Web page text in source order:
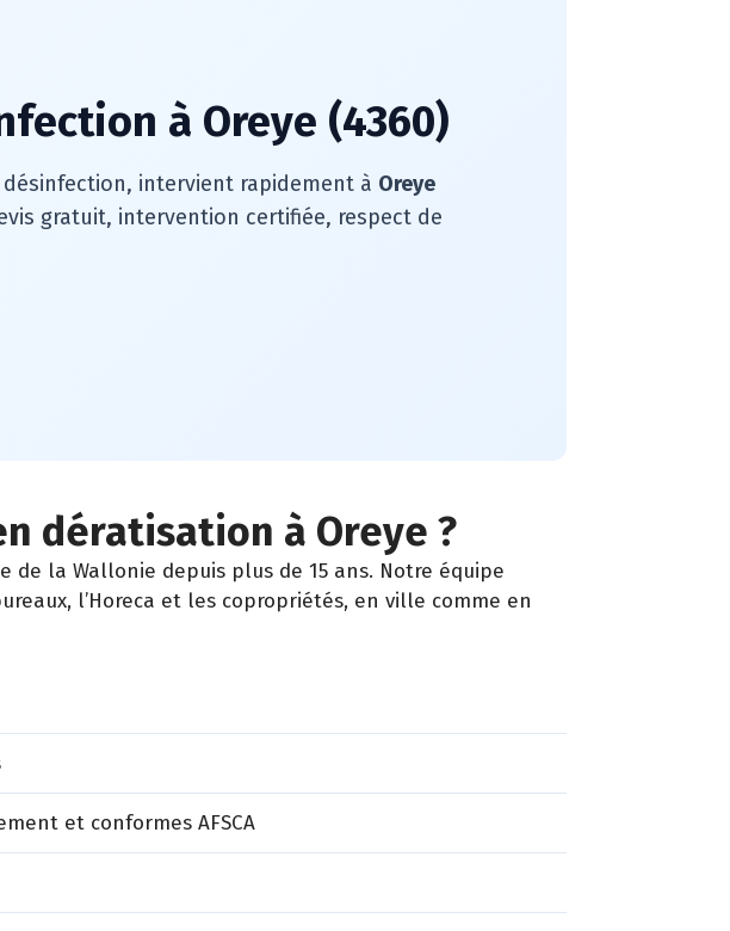
à Oreye (4360)
intervient rapidement à Oreye
gratuit, intervention certifiée, respect de
dératisation à Oreye ?
de la Wallonie depuis plus de 15 ans. Notre équipe
l’Horeca et les copropriétés, en ville comme en
et conformes AFSCA